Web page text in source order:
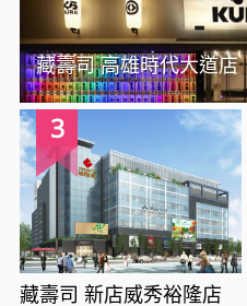
藏壽司 高雄時代大道店
3
藏壽司 新店威秀裕隆店